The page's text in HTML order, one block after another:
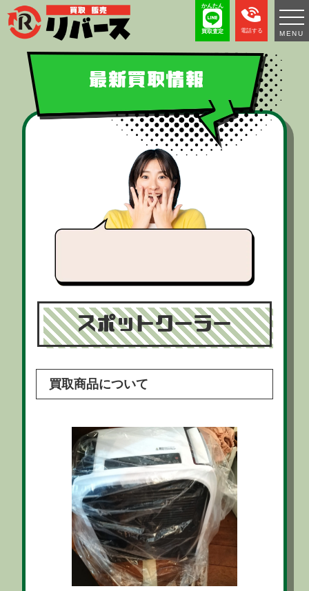
かんたん
買取査定 電話する MENU
最新買取情報
スポットクーラー
買取商品について